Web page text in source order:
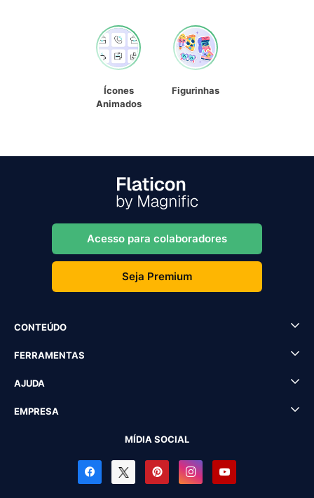
Ícones
Animados
Figurinhas
Acesso para colaboradores
Seja Premium
CONTEÚDO
FERRAMENTAS
AJUDA
EMPRESA
MÍDIA SOCIAL